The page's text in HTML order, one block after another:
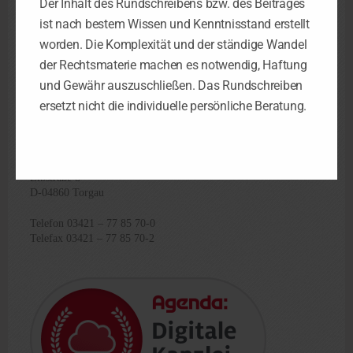
Steuerkanzlei Luth. Wittenberg
Berliner Str. 4
D-06886 Luth. Wittenberg
Telefon 03491 – 45 47 47-4
Telefax 03491 – 45 47 47-8
Elbstraße 8
D-04860 Torgau
Telefon 03421 – 77 85 70-0
Telefax 03421 – 77 85 70-2
Der Inhalt des Rundschreibens bzw. des Beitrages
ist nach bestem Wissen und Kenntnisstand erstellt
worden. Die Komplexität und der ständige Wandel
der Rechtsmaterie machen es notwendig, Haftung
und Gewähr auszuschließen. Das Rundschreiben
ersetzt nicht die individuelle persönliche Beratung.